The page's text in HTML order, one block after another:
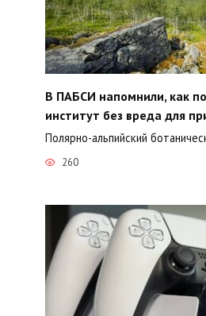
В ПАБСИ напомнили, как
институт без вреда для
Полярно-альпийский
260